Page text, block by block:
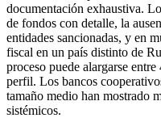
documentación exhaustiva.
de fondos con detalle, la
entidades sancionadas, y en
fiscal en un país distinto de
proceso puede alargarse
perfil. Los bancos
tamaño medio han mostrado
sistémicos.